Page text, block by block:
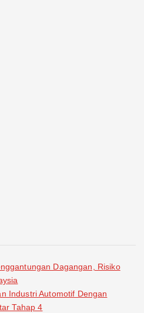
Dagangan, Risiko
Industri Automotif Dengan
Tahap 4